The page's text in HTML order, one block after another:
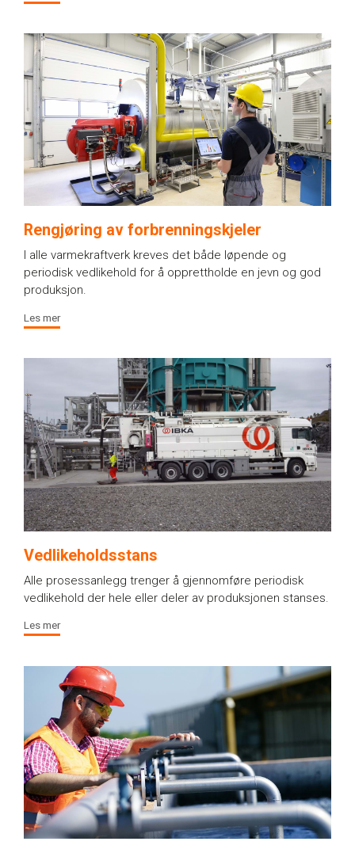
Rengjøring av forbrenningskjeler
I alle varmekraftverk kreves det både løpende og
periodisk vedlikehold for å opprettholde en jevn og god
produksjon.
Les mer
Vedlikeholdsstans
Alle prosessanlegg trenger å gjennomføre periodisk
vedlikehold der hele eller deler av produksjonen stanses.
Les mer